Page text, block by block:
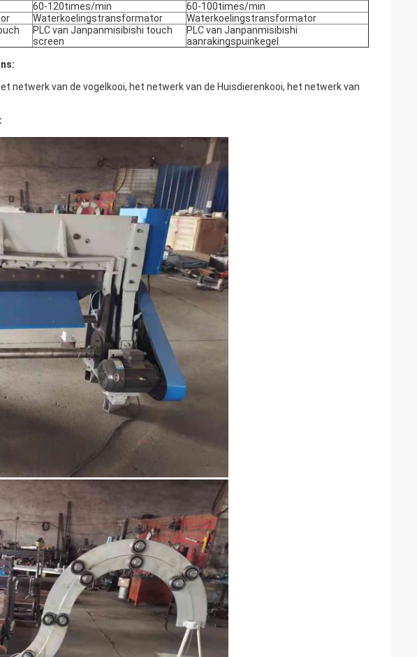
60-120times/min
60-100times/min
Waterkoelingstransformator
Waterkoelingstransformator
PLC van Janpanmisibishi touch
screen
PLC van Janpanmisibishi
aanrakingspuinkegel
netwerk van de vogelkooi, het netwerk van de Huisdierenkooi, het netwerk van